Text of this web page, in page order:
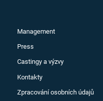
Management
Press
Castingy a výzvy
Kontakty
Zpracování osobních údajů